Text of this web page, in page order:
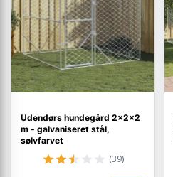
Udendørs hundegård 2×2×2
m - galvaniseret stål,
sølvfarvet
(39)